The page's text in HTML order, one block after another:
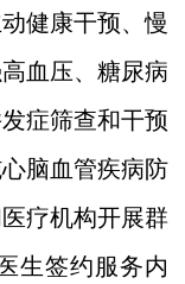
健康干预、慢
血压、糖尿病
症筛查和干预
脑血管疾病防
疗机构开展群
生签约服务内